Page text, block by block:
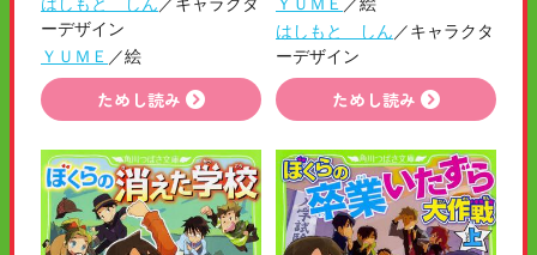
ーデザイン
ＹＵＭＥ ／絵
ためし読み
はしもと しん／キャラクタ
ーデザイン
ためし読み